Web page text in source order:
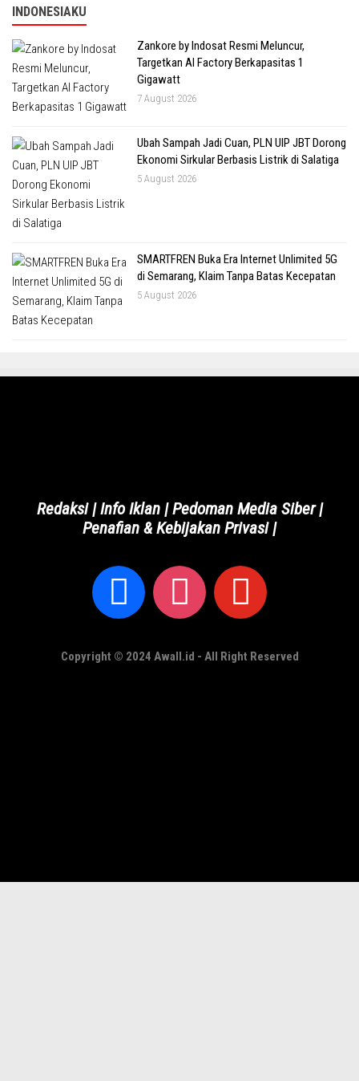
INDONESIAKU
Zankore by Indosat Resmi Meluncur,
Targetkan AI Factory Berkapasitas 1
Gigawatt
7 August 2026
Ubah Sampah Jadi Cuan, PLN UIP JBT Dorong
Ekonomi Sirkular Berbasis Listrik di Salatiga
5 August 2026
SMARTFREN Buka Era Internet Unlimited 5G
di Semarang, Klaim Tanpa Batas Kecepatan
5 August 2026
Redaksi|Info Iklan|Pedoman Media Siber|
Penafian & Kebijakan Privasi|
Copyright © 2024 Awall.id - All Right Reserved